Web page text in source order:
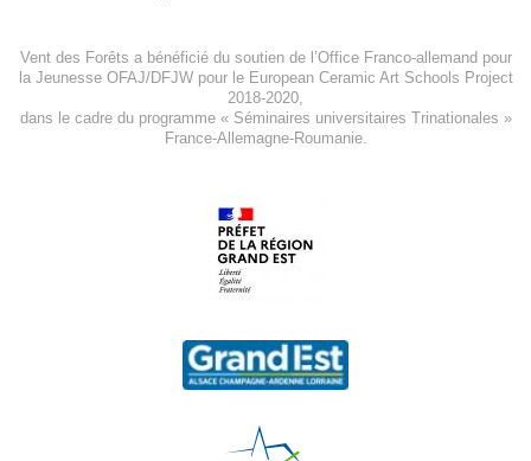
Vent des Forêts a bénéficié du soutien de l’Office Franco-allemand pour
la Jeunesse OFAJ/DFJWpour leEuropean Ceramic Art Schools Project
2018-2020
dans le cadre du programme « Séminaires universitaires Trinationales »
France-Allemagne-Roumanie.